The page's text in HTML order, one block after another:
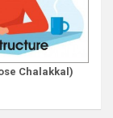
Chalakkal)